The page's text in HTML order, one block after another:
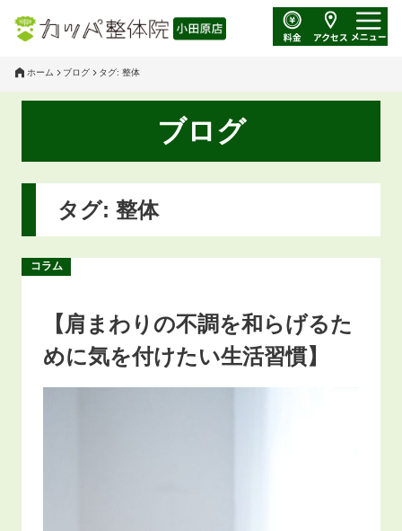
ホーム ブログ タグ: 整体
ブログ
タグ: 整体
コラム
【肩まわりの不調を和らげるた
めに気を付けたい生活習慣】